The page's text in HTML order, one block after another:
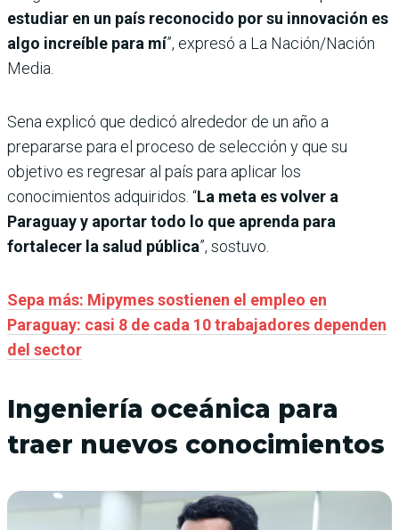
estudiar en un país reconocido por su innovación es
algo increíble para mí”, expresó a La Nación/Nación
Media.
Sena explicó que dedicó alrededor de un año a
prepararse para el proceso de selección y que su
objetivo es regresar al país para aplicar los
conocimientos adquiridos. “La meta es volver a
Paraguay y aportar todo lo que aprenda para
fortalecer la salud pública”, sostuvo.
Sepa más: Mipymes sostienen el empleo en
Paraguay: casi 8 de cada 10 trabajadores dependen
del sector
Ingeniería oceánica para
traer nuevos conocimientos